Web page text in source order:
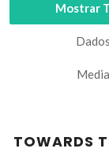
Mostrar
Dados
Media
TOWARDS